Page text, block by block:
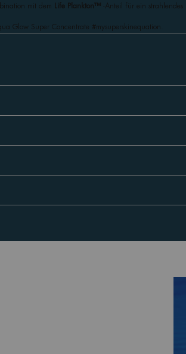
mit dem Life Plankton™ -Anteil für ein strahlendes
Glow Super Concentrate #mysuperskinequation.